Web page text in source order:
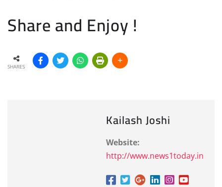
Share and Enjoy !
SHARES
Kailash Joshi
Website:
http://www.news1today.in